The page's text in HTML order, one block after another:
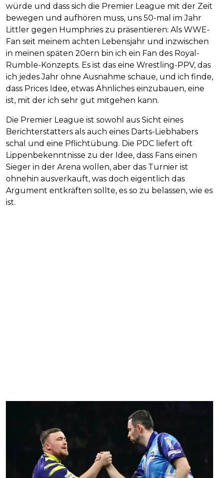
würde und dass sich die Premier League mit der Zeit
bewegen und aufhören muss, uns 50-mal im Jahr
Littler gegen Humphries zu präsentieren: Als WWE-
Fan seit meinem achten Lebensjahr und inzwischen
in meinen späten 20ern bin ich ein Fan des Royal-
Rumble-Konzepts. Es ist das eine Wrestling-PPV, das
ich jedes Jahr ohne Ausnahme schaue, und ich finde,
dass Prices Idee, etwas Ähnliches einzubauen, eine
ist, mit der ich sehr gut mitgehen kann.
Die Premier League ist sowohl aus Sicht eines
Berichterstatters als auch eines Darts-Liebhabers
schal und eine Pflichtübung. Die PDC liefert oft
Lippenbekenntnisse zu der Idee, dass Fans einen
Sieger in der Arena wollen, aber das Turnier ist
ohnehin ausverkauft, was doch eigentlich das
Argument entkräften sollte, es so zu belassen, wie es
ist.